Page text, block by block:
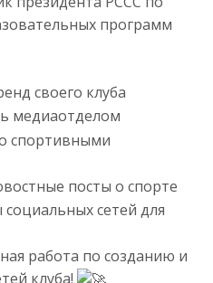
программ
своего клуба
медиаотделом
спортивными
посты о спорте
сетей для
работа по созданию и
клуба!